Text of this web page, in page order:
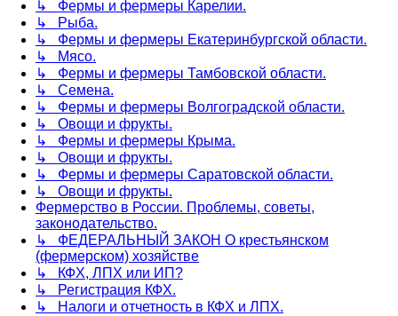
↳ Фермы и фермеры Карелии.
↳ Рыба.
↳ Фермы и фермеры Екатеринбургской области.
↳ Мясо.
↳ Фермы и фермеры Тамбовской области.
↳ Семена.
↳ Фермы и фермеры Волгоградской области.
↳ Овощи и фрукты.
↳ Фермы и фермеры Крыма.
↳ Овощи и фрукты.
↳ Фермы и фермеры Саратовской области.
↳ Овощи и фрукты.
Фермерство в России. Проблемы, советы,
законодательство.
↳ ФЕДЕРАЛЬНЫЙ ЗАКОН О крестьянском
(фермерском) хозяйстве
↳ КФХ, ЛПХ или ИП?
↳ Регистрация КФХ.
↳ Налоги и отчетность в КФХ и ЛПХ.